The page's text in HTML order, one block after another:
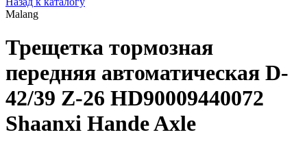
Malang
Трещетка тормозная
передняя автоматическая D-
42/39 Z-26 HD90009440072
Shaanxi Hande Axle